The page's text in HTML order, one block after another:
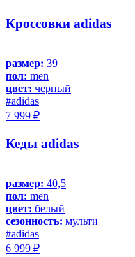
Кроссовки adidas
размер: 39
пол: men
цвет: черный
#adidas
7 999 ₽
Кеды adidas
размер: 40,5
пол: men
цвет: белый
сезонность: мульти
#adidas
6 999 ₽